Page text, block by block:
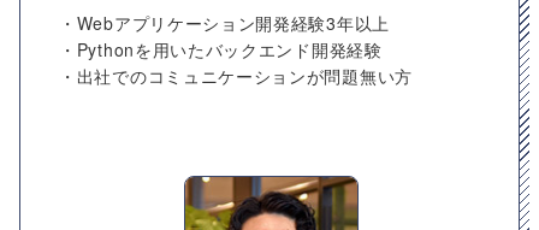
・Webアプリケーション開発経験3年以上
・Pythonを用いたバックエンド開発経験
・出社でのコミュニケーションが問題無い方